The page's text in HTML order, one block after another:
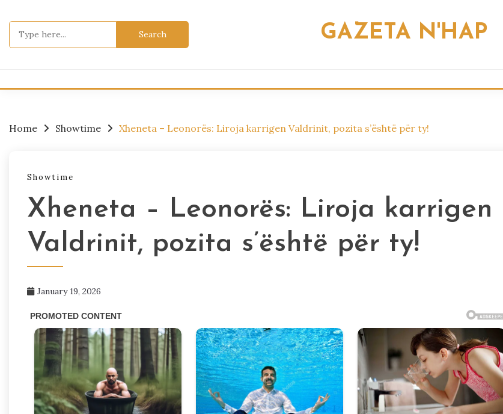
to
content
GAZETA N'HAP
Home Showtime Xheneta – Leonorës: Liroja karrigen Valdrinit, pozita s’është për ty!
Showtime
Xheneta – Leonorës: Liroja karrigen
Valdrinit, pozita s’është për ty!
January 19, 2026